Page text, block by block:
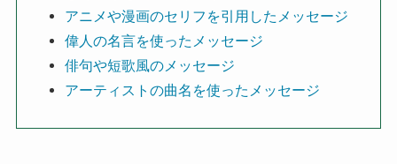
アニメや漫画のセリフを引用したメッセージ
偉人の名言を使ったメッセージ
俳句や短歌風のメッセージ
アーティストの曲名を使ったメッセージ